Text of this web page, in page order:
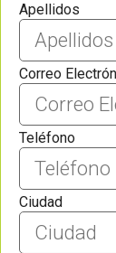
Apellidos
Correo
Teléfono
Ciudad